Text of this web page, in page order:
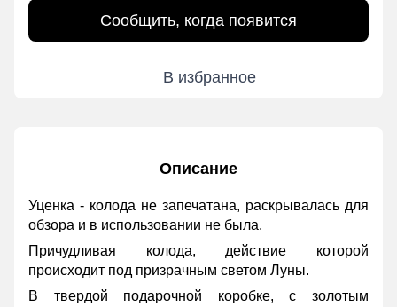
Сообщить, когда появится
В избранное
Описание
Уценка - колода не запечатана, раскрывалась для
обзора и в использовании не была.
Причудливая колода, действие которой
происходит под призрачным светом Луны.
В твердой подарочной коробке, c золотым